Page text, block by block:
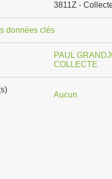
3811Z -
données clés
PAUL
COLLECTE
Aucun